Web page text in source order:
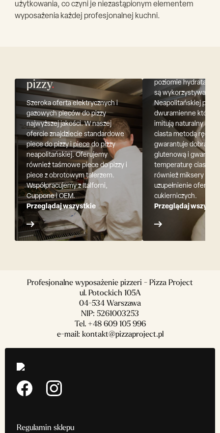
użytkowania, co czyni je niezastąpionym elementem
wyposażenia każdej profesjonalnej kuchni.
pizzy.
Szeroka oferta elektrycznych i
gazowych pieców do pizzy
najwyższej jakości. W naszej
ofercie znajdziecie standardowe
piece do pizzy i piece do pizzy
neapolitańskiej. Oferujemy
również taśmowe piece do pizzy i
piece z obrotowym talerzem.
Współpracujemy z Italforni,
Cuppone i OEM.
Przeglądaj wszystkie
Miksery do
poziomie hydratacji
są wykorzystywane
Neapolitańskiej po
dwuramienne które
imitują naturalny ruch
ciasta metodą
gwarantuje dobrą
glutenową i
temperaturę ciasta.
również miksery
uzupełnienie oferty
cukierniczych.
Przeglądaj
Profesjonalne wyposażenie pizzeri - Pizza Project
ul. Potockich 105A
04-534 Warszawa
NIP: 5261003253
Tel. +48 609 105 996
e-mail: kontakt@pizzaproject.pl
Regulamin sklepu